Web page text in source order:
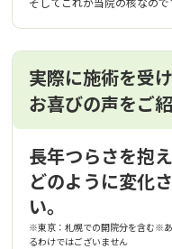
実際に施術を受
お喜びの声をご
長年つらさを抱
どのように変化
い。
※東京：札幌での開院分を含む※
るわけではございません